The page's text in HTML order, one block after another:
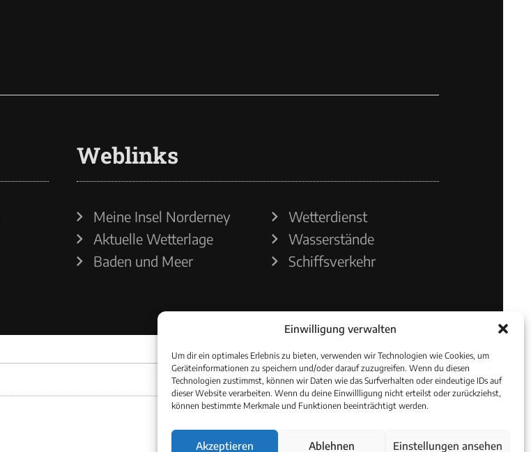
Einwilligung verwalten
Um dir ein optimales Erlebnis zu bieten, verwenden wir Technologien wie Cookies, um
Geräteinformationen zu speichern und/oder darauf zuzugreifen. Wenn du diesen
Technologien zustimmst, können wir Daten wie das Surfverhalten oder eindeutige IDs auf
dieser Website verarbeiten. Wenn du deine Einwillligung nicht erteilst oder zurückziehst,
können bestimmte Merkmale und Funktionen beeinträchtigt werden.
Akzeptieren Ablehnen Einstellungen ansehen
Weblinks
Meine Insel Norderney
Aktuelle Wetterlage
Baden und Meer
Wetterdienst
Wasserstände
Schiffsverkehr